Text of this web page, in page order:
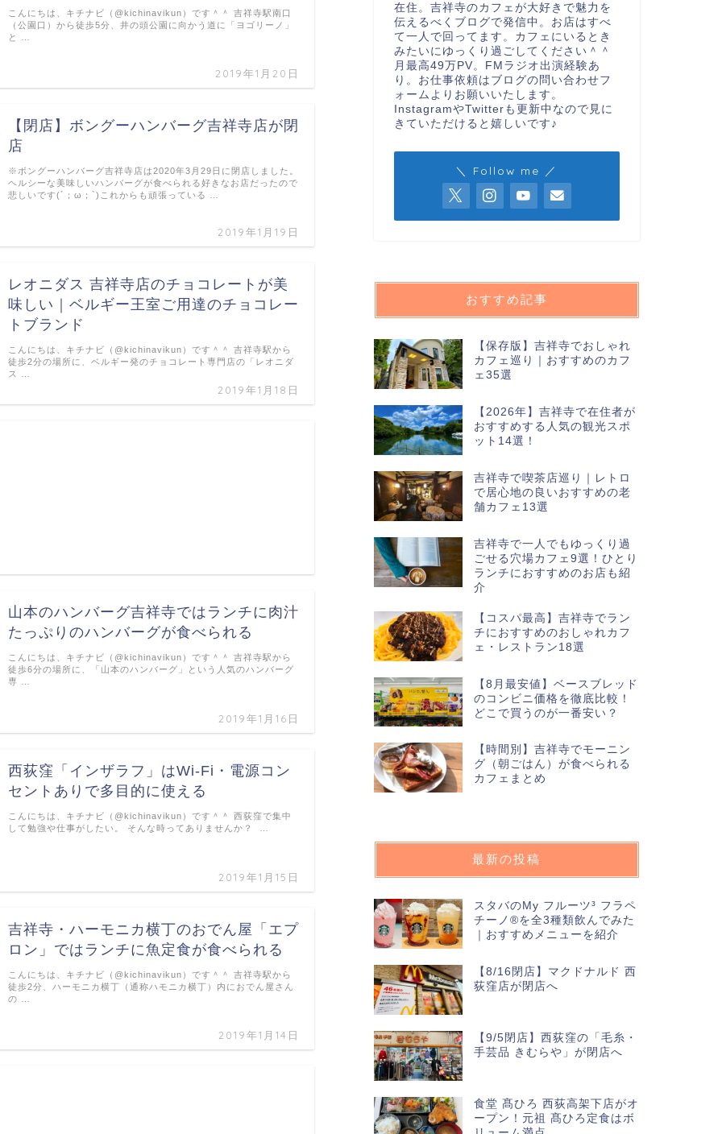
2019年1月20日
こんにちは、キチナビ（@kichinavikun）です＾＾ 吉祥寺駅南口
（公園口）から徒歩5分、井の頭公園に向かう道に「ヨゴリーノ」
と …
【閉店】ボングーハンバーグ吉祥寺店が閉
店
2019年1月19日
※ボングーハンバーグ吉祥寺店は2020年3月29日に閉店しました。
ヘルシーな美味しいハンバーグが食べられる好きなお店だったので
悲しいです(´；ω；`)これからも頑張っている …
レオニダス 吉祥寺店のチョコレートが美
味しい｜ベルギー王室ご用達のチョコレー
トブランド
2019年1月18日
こんにちは、キチナビ（@kichinavikun）です＾＾ 吉祥寺駅から
徒歩2分の場所に、ベルギー発のチョコレート専門店の「レオニダ
ス …
山本のハンバーグ吉祥寺ではランチに肉汁
たっぷりのハンバーグが食べられる
2019年1月16日
こんにちは、キチナビ（@kichinavikun）です＾＾ 吉祥寺駅から
徒歩6分の場所に、「山本のハンバーグ」という人気のハンバーグ
専 …
西荻窪「インザラフ」はWi-Fi・電源コン
セントありで多目的に使える
2019年1月15日
こんにちは、キチナビ（@kichinavikun）です＾＾ 西荻窪で集中
して勉強や仕事がしたい。 そんな時ってありませんか？ …
吉祥寺・ハーモニカ横丁のおでん屋「エプ
ロン」ではランチに魚定食が食べられる
2019年1月14日
こんにちは、キチナビ（@kichinavikun）です＾＾ 吉祥寺駅から
徒歩2分、ハーモニカ横丁（通称ハモニカ横丁）内におでん屋さん
の …
ニューオープン
（月）、吉祥寺駅か
ニューオープン
幻の五島うど
こんにちは、キチナ
（土）、吉祥寺駅か
ニューオープン
こんにちは、キチナ
ファミリーマ
ン予定！井の
スターバック
（B1）がオー
こんにちは、キチナ
日（水）、アトレ吉
next
在住。吉祥寺のカフェが大好きで魅力を
伝えるべくブログで発信中。お店はすべ
て一人で回ってます。カフェにいるとき
みたいにゆっくり過ごしてください＾＾
月最高49万PV。FMラジオ出演経験あ
り。お仕事依頼はブログの問い合わせフ
ォームよりお願いいたします。
InstagramやTwitterも更新中なので見に
きていただけると嬉しいです♪
＼ Follow me ／
おすすめ記事
【保存版】吉祥寺でおしゃれ
カフェ巡り｜おすすめのカフ
ェ35選
【2026年】吉祥寺で在住者が
おすすめする人気の観光スポ
ット14選！
吉祥寺で喫茶店巡り｜レトロ
で居心地の良いおすすめの老
舗カフェ13選
吉祥寺で一人でもゆっくり過
ごせる穴場カフェ9選！ひとり
ランチにおすすめのお店も紹
介
【コスパ最高】吉祥寺でラン
チにおすすめのおしゃれカフ
ェ・レストラン18選
【8月最安値】ベースブレッド
のコンビニ価格を徹底比較！
どこで買うのが一番安い？
【時間別】吉祥寺でモーニン
グ（朝ごはん）が食べられる
カフェまとめ
最新の投稿
スタバのMy フルーツ³ フラペ
チーノ®を全3種類飲んでみた
｜おすすめメニューを紹介
【8/16閉店】マクドナルド 西
荻窪店が閉店へ
【9/5閉店】西荻窪の「毛糸・
手芸品 きむらや」が閉店へ
食堂 髙ひろ 西荻高架下店がオ
ープン！元祖 髙ひろ定食はボ